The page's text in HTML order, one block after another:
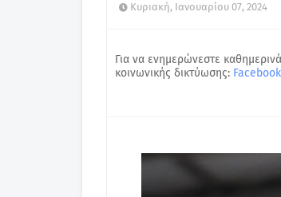
Κυριακή, Ιανουαρίου 07, 2024
Για να ενημερώνεστε
κοινωνικής δικτύωσης: Facebook